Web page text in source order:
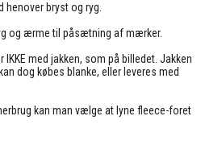
henover bryst og ryg.
og ærme til påsætning af mærker.
IKKE med jakken, som på billedet. Jakken
dog købes blanke, eller leveres med
kan man vælge at lyne fleece-foret